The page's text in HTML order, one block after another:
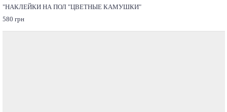
"НАКЛЕЙКИ НА ПОЛ "ЦВЕТНЫЕ КАМУШКИ"
580 грн